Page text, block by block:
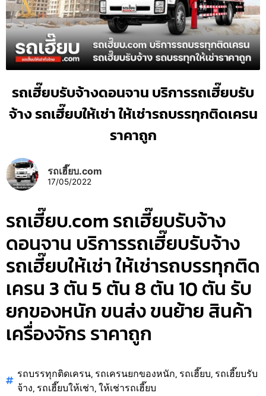
รถเฮี๊ยบรับจ้างดอนจาน บริการรถเฮี๊ยบรับ
จ้าง รถเฮี๊ยบให้เช่า ให้เช่ารถบรรทุกติดเครน
ราคาถูก
รถเฮี๊ยบ.com
17/05/2022
รถเฮี๊ยบ.com รถเฮี๊ยบรับจ้าง
ดอนจาน บริการรถเฮี๊ยบรับจ้าง
รถเฮี๊ยบให้เช่า ให้เช่ารถบรรทุกติด
เครน 3 ตัน 5 ตัน 8 ตัน 10 ตัน รับ
ยกของหนัก ขนส่ง ขนย้าย สินค้า
เครื่องจักร ราคาถูก
รถบรรทุกติดเครน, รถเครนยกของหนัก, รถเฮี๊ยบ, รถเฮี๊ยบรับ
จ้าง, รถเฮี๊ยบให้เช่า,ให้เช่ารถเฮี๊ยบ